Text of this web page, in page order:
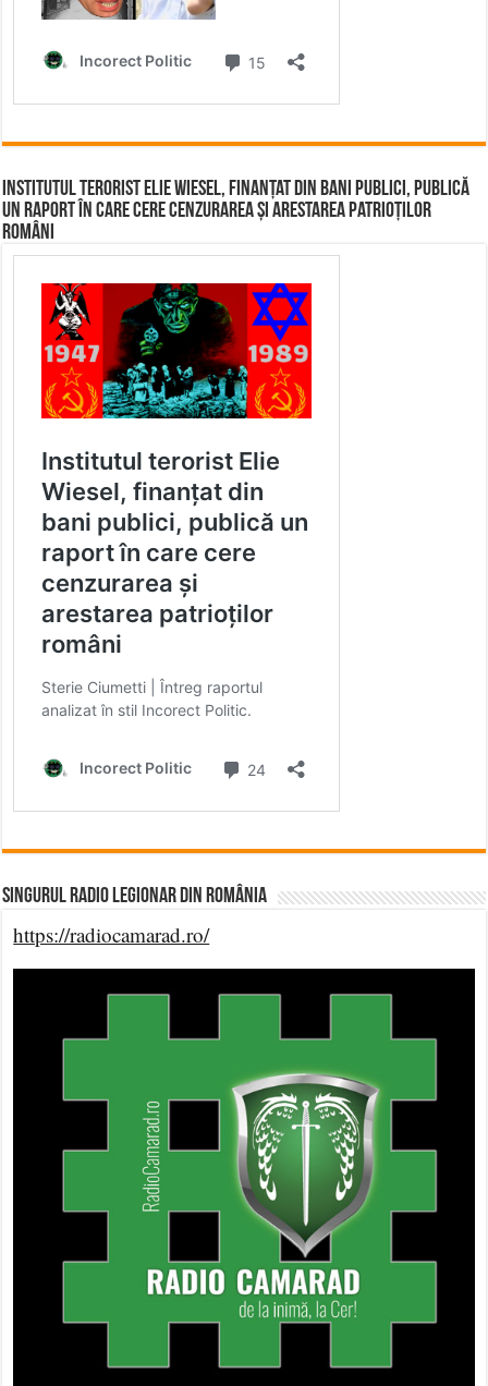
Institutul terorist Elie Wiesel, finanțat din bani publici, publică
un raport în care cere cenzurarea și arestarea patrioților
români
Singurul Radio Legionar din România
https://radiocamarad.ro/